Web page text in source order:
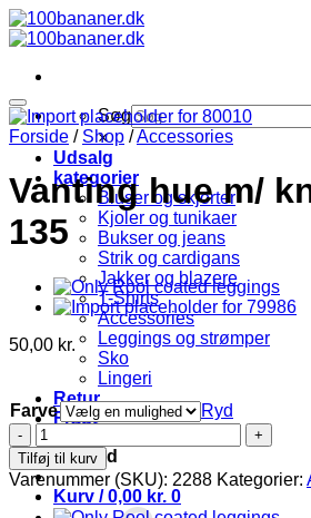
Fortsæt
til
Søg
×
Udsalg
kategorier
Bluser og skjorter
Kjoler og tunikaer
Bukser og jeans
Strik og cardigans
Jakker og blazere
T-Shirts
Accessories
Leggings og strømper
Sko
Lingeri
Retur
Fragt
Log ind
Kurv /0,00 kr. 0
Forside / Shop /Accessories
Vanting hue m/
135
50,00 kr.
Farve
Ryd
Vanting
hue
m/
knold
Vejl.
Tilføj til kurv
Varenummer (SKU): 2288 Kategorier: